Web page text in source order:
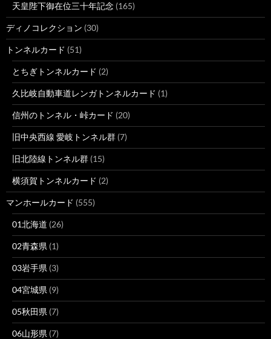
天皇陛下御在位三十年記念 (165)
ディノコレクション (30)
トンネルカード (51)
とちぎトンネルカード (2)
久比岐自動車道レンガトンネルカード (1)
信州のトンネル・峠カード (20)
旧中央西線 愛岐トンネル群 (7)
旧北陸線トンネル群 (15)
横須賀トンネルカード (2)
マンホールカード (555)
01北海道 (26)
02青森県 (1)
03岩手県 (3)
04宮城県 (9)
05秋田県 (7)
06山形県 (7)